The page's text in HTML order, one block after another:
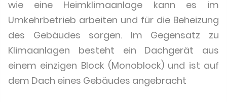
wie eine Heimklimaanlage kann es im
Umkehrbetrieb arbeiten und für die Beheizung
des Gebäudes sorgen. Im Gegensatz zu
Klimaanlagen besteht ein Dachgerät aus
einem einzigen Block (Monoblock) und ist auf
dem Dach eines Gebäudes angebracht